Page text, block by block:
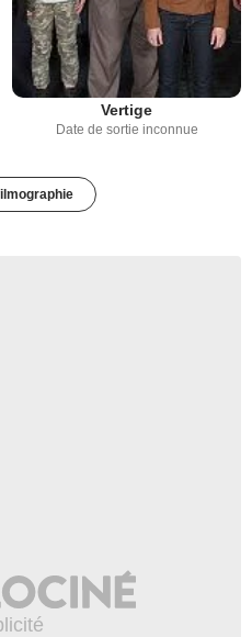
Vertige
Date de sortie inconnue